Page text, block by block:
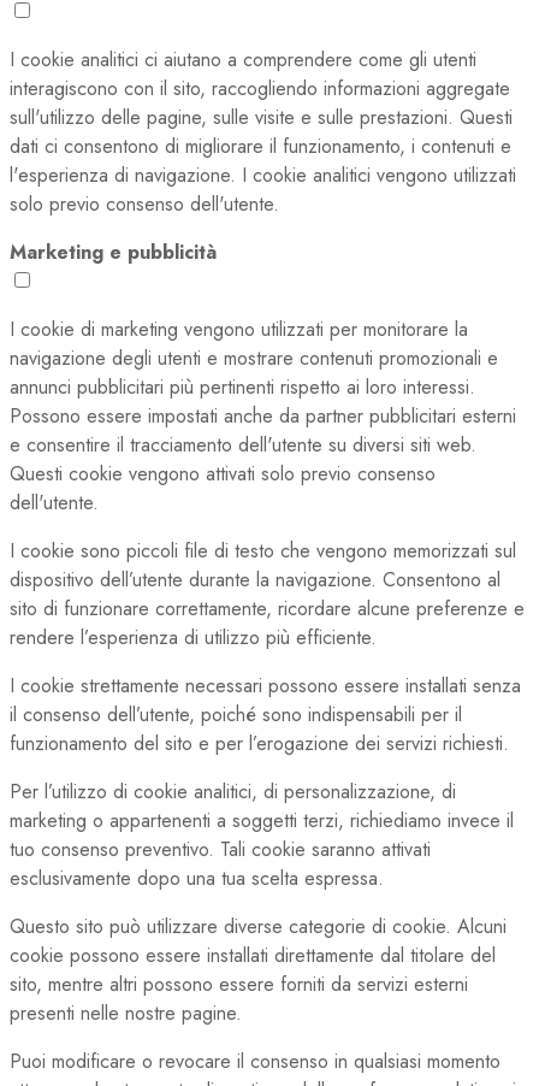
I cookie analitici ci aiutano a comprendere come gli utenti
interagiscono con il sito, raccogliendo informazioni aggregate
sull'utilizzo delle pagine, sulle visite e sulle prestazioni. Questi
dati ci consentono di migliorare il funzionamento, i contenuti e
l'esperienza di navigazione. I cookie analitici vengono utilizzati
solo previo consenso dell'utente.
Marketing e pubblicità
I cookie di marketing vengono utilizzati per monitorare la
navigazione degli utenti e mostrare contenuti promozionali e
annunci pubblicitari più pertinenti rispetto ai loro interessi.
Possono essere impostati anche da partner pubblicitari esterni
e consentire il tracciamento dell'utente su diversi siti web.
Questi cookie vengono attivati solo previo consenso
dell'utente.
I cookie sono piccoli file di testo che vengono memorizzati sul
dispositivo dell’utente durante la navigazione. Consentono al
sito di funzionare correttamente, ricordare alcune preferenze e
rendere l’esperienza di utilizzo più efficiente.
I cookie strettamente necessari possono essere installati senza
il consenso dell’utente, poiché sono indispensabili per il
funzionamento del sito e per l’erogazione dei servizi richiesti.
Per l’utilizzo di cookie analitici, di personalizzazione, di
marketing o appartenenti a soggetti terzi, richiediamo invece il
tuo consenso preventivo. Tali cookie saranno attivati
esclusivamente dopo una tua scelta espressa.
Questo sito può utilizzare diverse categorie di cookie. Alcuni
cookie possono essere installati direttamente dal titolare del
sito, mentre altri possono essere forniti da servizi esterni
presenti nelle nostre pagine.
Puoi modificare o revocare il consenso in qualsiasi momento